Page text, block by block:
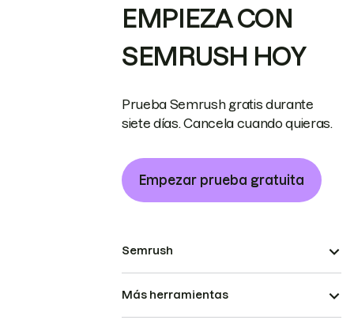
EMPIEZA CON
SEMRUSH HOY
Prueba Semrush gratis durante
siete días. Cancela cuando quieras.
Empezar prueba gratuita
Semrush
Más herramientas